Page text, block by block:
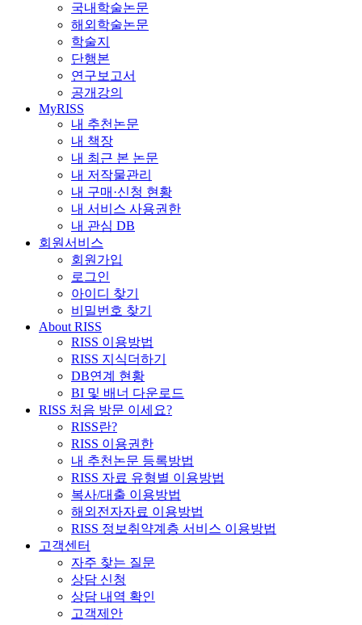
국내학술논문
해외학술논문
학술지
단행본
연구보고서
공개강의
MyRISS
내 추천논문
내 책장
내 최근 본 논문
내 저작물관리
내 구매·신청 현황
내 서비스 사용권한
내 관심 DB
회원서비스
회원가입
로그인
아이디 찾기
비밀번호 찾기
About RISS
RISS 이용방법
RISS 지식더하기
DB연계 현황
BI 및 배너 다운로드
RISS 처음 방문 이세요?
RISS란?
RISS 이용권한
내 추천논문 등록방법
RISS 자료 유형별 이용방법
복사/대출 이용방법
해외전자자료 이용방법
RISS 정보취약계층 서비스 이용방법
고객센터
자주 찾는 질문
상담 신청
상담 내역 확인
고객제안